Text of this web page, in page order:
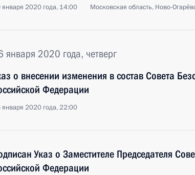
2020 года, 14:00 Московская область, Ново-
января 2020 года, четверг
о внесении изменения в состав Совета
Федерации
января 2020 года, 22:00
Указ о Заместителе Председателя
Федерации